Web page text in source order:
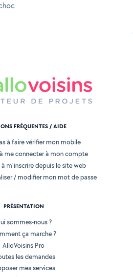
FRÉQUENTES / AIDE
à faire vérifier mon mobile
me connecter à mon compte
à m'inscrire depuis le site web
/ modifier mon mot de passe
PRÉSENTATION
sommes-nous ?
ça marche ?
AlloVoisins Pro
les demandes
mes services